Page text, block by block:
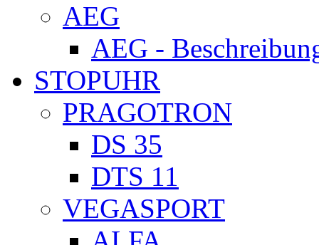
AEG
AEG -
STOPUHR
PRAGOTRON
DS 35
DTS 11
VEGASPORT